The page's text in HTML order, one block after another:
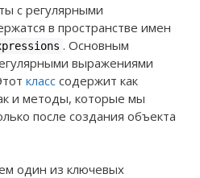
с регулярными
в пространстве имен
. Основным
выражениями
класс содержит как
и методы, которые мы
после создания объекта
один из ключевых